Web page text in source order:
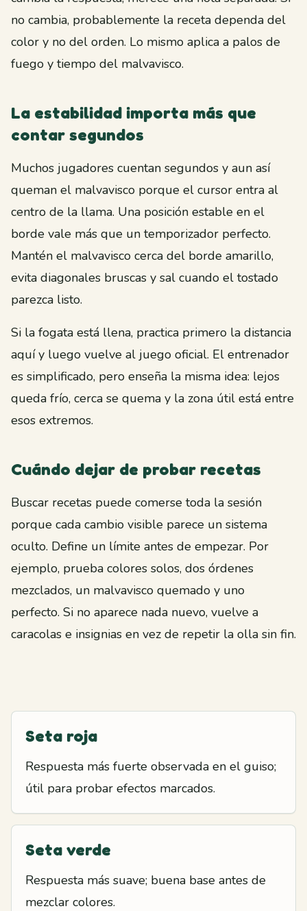
no cambia, probablemente la receta dependa del
color y no del orden. Lo mismo aplica a palos de
fuego y tiempo del malvavisco.
La estabilidad importa más que
contar segundos
Muchos jugadores cuentan segundos y aun así
queman el malvavisco porque el cursor entra al
centro de la llama. Una posición estable en el
borde vale más que un temporizador perfecto.
Mantén el malvavisco cerca del borde amarillo,
evita diagonales bruscas y sal cuando el tostado
parezca listo.
Si la fogata está llena, practica primero la distancia
aquí y luego vuelve al juego oficial. El entrenador
es simplificado, pero enseña la misma idea: lejos
queda frío, cerca se quema y la zona útil está entre
esos extremos.
Cuándo dejar de probar recetas
Buscar recetas puede comerse toda la sesión
porque cada cambio visible parece un sistema
oculto. Define un límite antes de empezar. Por
ejemplo, prueba colores solos, dos órdenes
mezclados, un malvavisco quemado y uno
perfecto. Si no aparece nada nuevo, vuelve a
caracolas e insignias en vez de repetir la olla sin fin.
Seta roja
Respuesta más fuerte observada en el guiso;
útil para probar efectos marcados.
Seta verde
Respuesta más suave; buena base antes de
mezclar colores.